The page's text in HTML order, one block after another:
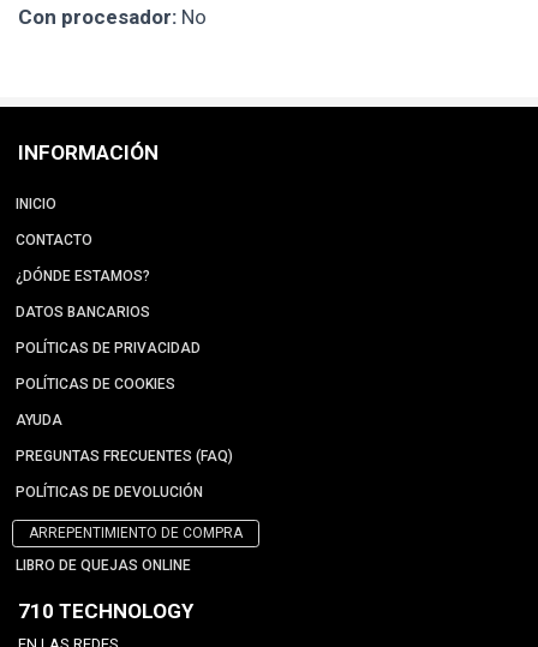
Con procesador: No
INFORMACIÓN
INICIO
CONTACTO
¿DÓNDE ESTAMOS?
DATOS BANCARIOS
POLÍTICAS DE PRIVACIDAD
POLÍTICAS DE COOKIES
AYUDA
PREGUNTAS FRECUENTES (FAQ)
POLÍTICAS DE DEVOLUCIÓN
ARREPENTIMIENTO DE COMPRA
LIBRO DE QUEJAS ONLINE
710 TECHNOLOGY